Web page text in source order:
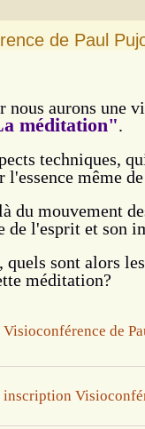
de Paul
nous aurons une
méditation".
techniques,
l'essence même
du mouvement
de l'esprit et son
quels sont alors
méditation?
inscription